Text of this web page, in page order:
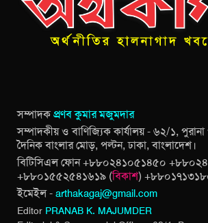
সম্পাদকপ্রণব কুমার মজুমদার
সম্পাদকীয় ও বাণিজ্যিক কার্যালয় - ৬২/১,
দৈনিক বাংলার মোড়, পল্টন, ঢাকা, বাংলাদেশ।
বিটিসিএল ফোন +৮৮০২৪১০৫১৪৫০
+৮৮০১৫৫২৫৪১৬১৯ (বিকাশ)
ইমেইল - arthakagaj@gmail.com
Editor PRANAB K. MAJUMDER